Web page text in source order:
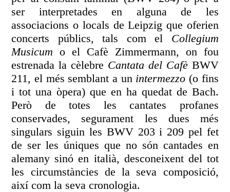
ser interpretades en alguna de les
associacions o locals de Leipzig que oferien
concerts públics, tals com el Collegium
Musicum o el Cafè Zimmermann, on fou
estrenada la cèlebre Cantata del CafèBWV
211, el més semblant a un intermezzo (o fins
i tot una òpera) que en ha quedat de Bach.
Però de totes les cantates profanes
conservades, segurament les dues més
singulars siguin les BWV 203 i 209 pel fet
de ser les úniques que no són cantades en
alemany sinó en italià, desconeixent del tot
les circumstàncies de la seva composició,
així com la seva cronologia.